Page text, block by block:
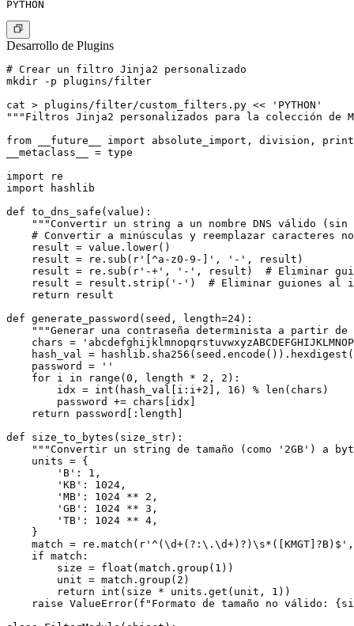
Desarrollo de Plugins
# Crear un filtro Jinja2 personalizado
mkdir -p plugins/filter
cat > plugins/filter/custom_filters.py << 'PYTHON'
"""Filtros Jinja2 personalizados para la colección de
from __future__ import absolute_import, division,
__metaclass__ = type
import re
import hashlib
def to_dns_safe(value):
"""Convertir un string a un nombre DNS válido (sin
# Convertir a minúsculas y reemplazar caracteres
    result = value.lower()
    result = re.sub(r'[^a-z0-9-]', '-', result)
result = re.sub(r'-+', '-', result)  # Eliminar
result = result.strip('-')  # Eliminar guiones al
    return result
def generate_password(seed, length=24):
"""Generar una contraseña determinista a partir de
chars =
hash_val =
    password = ''
    for i in range(0, length * 2, 2):
        idx = int(hash_val[i:i+2], 16) % len(chars)
        password += chars[idx]
    return password[:length]
def size_to_bytes(size_str):
"""Convertir un string de tamaño (como '2GB') a
    units = {
        'B': 1,
        'KB': 1024,
        'MB': 1024 ** 2,
        'GB': 1024 ** 3,
        'TB': 1024 ** 4,
    }
match =
    if match:
        size = float(match.group(1))
        unit = match.group(2)
        return int(size * units.get(unit, 1))
raise ValueError(f"Formato de tamaño no válido: